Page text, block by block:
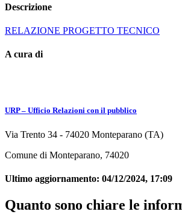
Descrizione
RELAZIONE PROGETTO TECNICO
A cura di
URP – Ufficio Relazioni con il pubblico
Via Trento 34 - 74020 Monteparano (TA)
Comune di Monteparano, 74020
Ultimo aggiornamento: 04/12/2024, 17:09
Quanto sono chiare le